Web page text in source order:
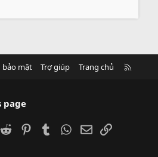
bảo mật Trợ giúp Trang chủ
page
Reddit PinterestTumblrWhatsApp
EmailLink